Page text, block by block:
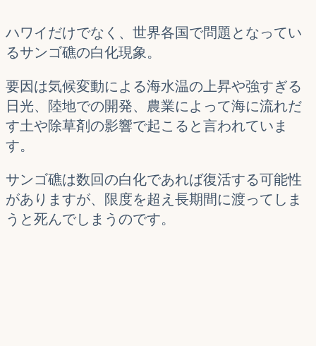
ハワイだけでなく、世界各国で問題となってい
るサンゴ礁の白化現象。
要因は気候変動による海水温の上昇や強すぎる
日光、陸地での開発、農業によって海に流れだ
す土や除草剤の影響で起こると言われていま
す。
サンゴ礁は数回の白化であれば復活する可能性
がありますが、限度を超え長期間に渡ってしま
うと死んでしまうのです。